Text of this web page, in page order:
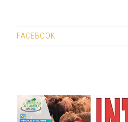
FACEBOOK